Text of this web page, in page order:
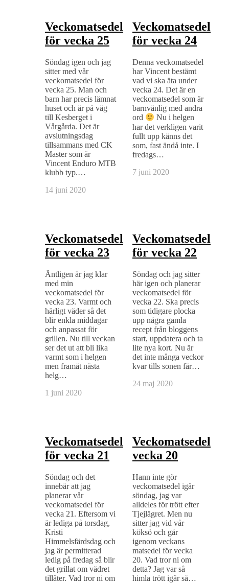
Veckomatsedel
för vecka 25
Söndag igen och jag
sitter med vår
veckomatsedel för
vecka 25. Man och
barn har precis lämnat
huset och är på väg
till Kesberget i
Vårgårda. Det är
avslutningsdag
tillsammans med CK
Master som är
Vincent Enduro MTB
klubb typ.…
14 juni 2020
Veckomatsedel
för vecka 24
Denna veckomatsedel
har Vincent bestämt
vad vi ska äta under
vecka 24. Det är en
veckomatsedel som är
barnvänlig med andra
ord
Nu i helgen
har det verkligen varit
fullt upp känns det
som, fast ändå inte. I
fredags…
7 juni 2020
Veckomatsedel
för vecka 23
Äntligen är jag klar
med min
veckomatsedel för
vecka 23. Varmt och
härligt väder så det
blir enkla middagar
och anpassat för
grillen. Nu till veckan
ser det ut att bli lika
varmt som i helgen
men framåt nästa
helg…
1 juni 2020
Veckomatsedel
för vecka 22
Söndag och jag sitter
här igen och planerar
veckomatsedel för
vecka 22. Ska precis
som tidigare plocka
upp några gamla
recept från bloggens
start, uppdatera och ta
lite nya kort. Nu är
det inte många veckor
kvar tills sonen får…
24 maj 2020
Veckomatsedel
för vecka 21
Söndag och det
innebär att jag
planerar vår
veckomatsedel för
vecka 21. Eftersom vi
är lediga på torsdag,
Kristi
Himmelsfärdsdag och
jag är permitterad
ledig på fredag så blir
det grillat om vädret
tillåter. Vad tror ni om
Veckomatsedel
vecka 20
Hann inte gör
veckomatsedel igår
söndag, jag var
alldeles för trött efter
Tjejlägret. Men nu
sitter jag vid vår
köksö och går
igenom veckans
matsedel för vecka
20. Vad tror ni om
detta? Jag var så
himla trött igår så…